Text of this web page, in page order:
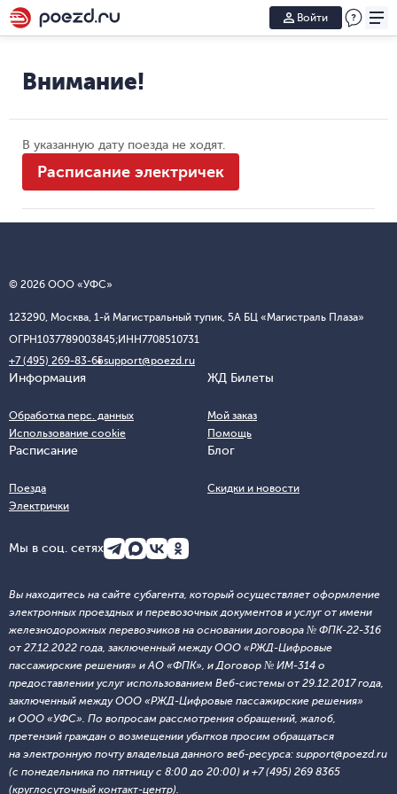
Войти
Внимание!
В указанную дату поезда не ходят.
Расписание электричек
© 2026 ООО «УФС»
123290, Москва, 1-й Магистральный тупик, 5А БЦ «Магистраль Плаза»
ОГРН1037789003845;ИНН7708510731
+7 (495) 269-83-65support@poezd.ru
Информация
Обработка перс. данных
Использование cookie
ЖД Билеты
Мой заказ
Помощь
Расписание
Поезда
Электрички
Блог
Скидки и новости
Мы в соц. сетях
Вы находитесь на сайте субагента, который осуществляет оформление
электронных проездных и перевозочных документов и услуг от имени
железнодорожных перевозчиков на основании договора № ФПК-22-316
от 27.12.2022 года, заключенный между ООО «РЖД-Цифровые
пассажирские решения» и АО «ФПК», и Договор № ИМ-314 о
предоставлении услуг использованием Веб-системы от 29.12.2017 года,
заключенный между ООО «РЖД-Цифровые пассажирские решения»
и ООО «УФС». По вопросам рассмотрения обращений, жалоб,
претензий граждан о возмещении убытков просим обращаться
на электронную почту владельца данного веб-ресурса: support@poezd.ru
(с понедельника по пятницу с 8:00 до 20:00) и +7 (495) 269 8365
(круглосуточный контакт-центр).